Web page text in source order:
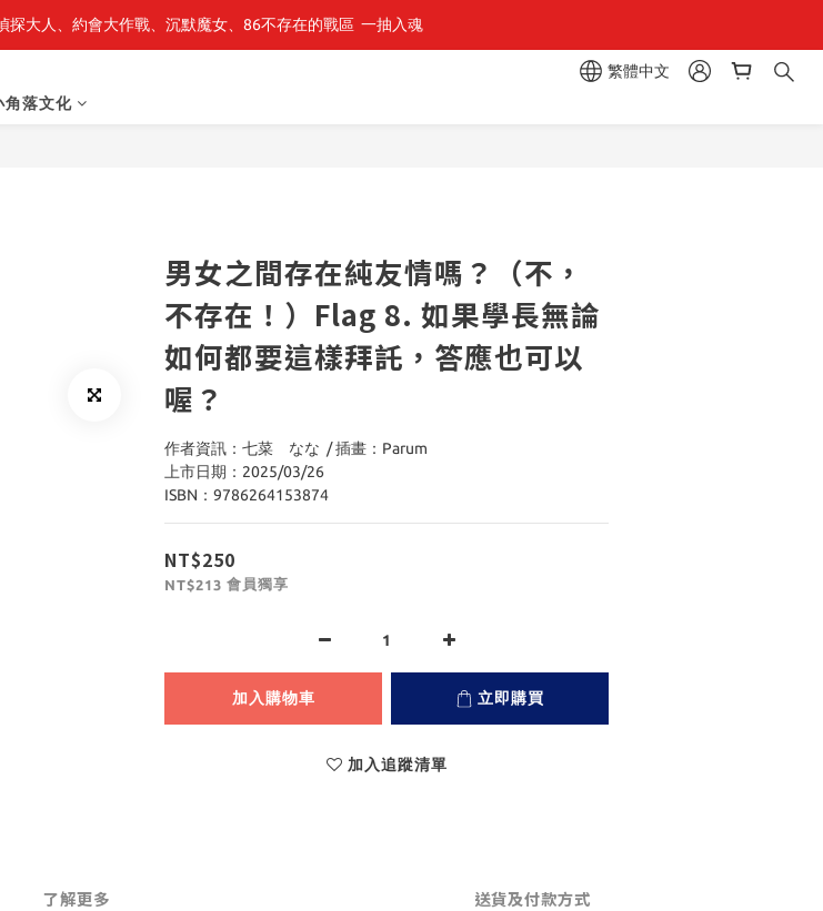
🔥「全知讀者視角」 周邊商品
探大人、約會大作戰、沉默魔女、86不存在的戰區  一抽入魂
繁體中文
角落文化
男女之間存在純友情嗎？（不，
不存在！）Flag 8. 如果學長無論
如何都要這樣拜託，答應也可以
喔？
作者資訊：七菜　なな  / 插畫：Parum
上市日期：2025/03/26
ISBN：9786264153874
NT$250
NT$213 會員獨享
加入購物車 立即購買
加入追蹤清單
了解更多 送貨及付款方式